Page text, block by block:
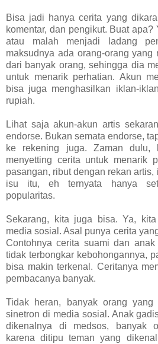
Bisa jadi hanya cerita yang
komentar, dan pengikut. Buat
atau malah menjadi ladang
maksudnya ada orang-orang yang
dari banyak orang, sehingga dia
untuk menarik perhatian. Akun
bisa juga menghasilkan iklan-
rupiah.
Lihat saja akun-akun artis
endorse. Bukan semata endorse,
ke rekening juga. Zaman dulu,
menyetting cerita untuk menarik
pasangan, ribut dengan rekan
isu itu, eh ternyata hanya
popularitas.
Sekarang, kita juga bisa. Ya,
media sosial. Asal punya cerita
Contohnya cerita suami dan
tidak terbongkar kebohongannya,
bisa makin terkenal. Ceritanya
pembacanya banyak.
Tidak heran, banyak orang yang
sinetron di media sosial. Anak
dikenalnya di medsos, banyak
karena ditipu teman yang